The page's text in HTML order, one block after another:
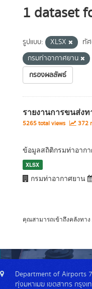
1 dataset
รูปแบบ: XLSX ทั
กรมท่าอากาศยาน
กรองผลลัพธ์
รายงานการขนส่ง
5265 total views 372
ข้อมูลสถิติกรมท่าอาก
XLSX
กรมท่าอากาศยาน
คุณสามารถเข้าถึงคลังทาง
Department of Airports
ทุ่งมหาเมฆ เขตสาทร กรุง